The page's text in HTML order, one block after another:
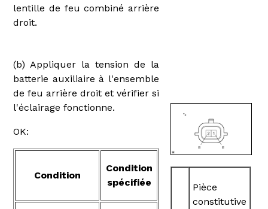
lentille de feu combiné arrière
droit.
(b) Appliquer la tension de la
batterie auxiliaire à l'ensemble
de feu arrière droit et vérifier si
l'éclairage fonctionne.
OK:
Condition
Condition
spécifiée
Pièce
constitutive